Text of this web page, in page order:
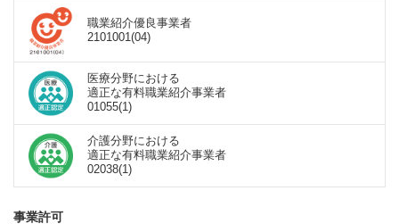
職業紹介優良事業者
2101001(04)
医療分野における
適正な有料職業紹介事業者
01055(1)
介護分野における
適正な有料職業紹介事業者
02038(1)
事業許可